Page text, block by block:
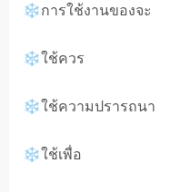
❄การใช้งานของจะ
❄ใช้ควร
❄ใช้ความปรารถนา
❄ใช้เพื่อ